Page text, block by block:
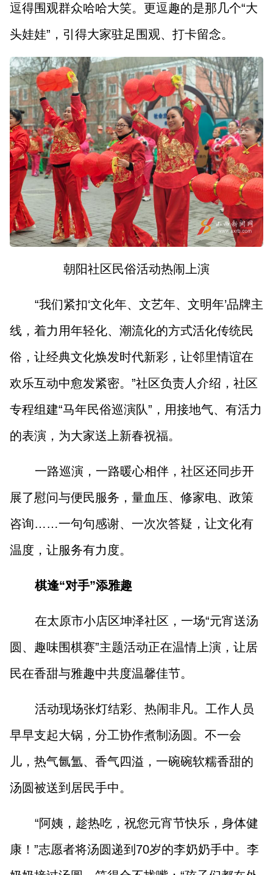
逗得围观群众哈哈大笑。更逗趣的是那几个“大
头娃娃”，引得大家驻足围观、打卡留念。
朝阳社区民俗活动热闹上演
“我们紧扣‘文化年、文艺年、文明年’品牌主
线，着力用年轻化、潮流化的方式活化传统民
俗，让经典文化焕发时代新彩，让邻里情谊在
欢乐互动中愈发紧密。”社区负责人介绍，社区
专程组建“马年民俗巡演队” ，用接地气、有活力
的表演，为大家送上新春祝福。
一路巡演，一路暖心相伴，社区还同步开
展了慰问与便民服务，量血压、修家电、政策
咨询……一句句感谢、一次次答疑，让文化有
温度，让服务有力度。
棋逢“对手”添雅趣
在太原市小店区坤泽社区，一场“元宵送汤
圆、趣味围棋赛”主题活动正在温情上演，让居
民在香甜与雅趣中共度温馨佳节。
活动现场张灯结彩、热闹非凡。工作人员
早早支起大锅，分工协作煮制汤圆。不一会
儿，热气氤氲、香气四溢，一碗碗软糯香甜的
汤圆被送到居民手中。
“阿姨，趁热吃，祝您元宵节快乐，身体健
康！”志愿者将汤圆递到70岁的李奶奶手中。李